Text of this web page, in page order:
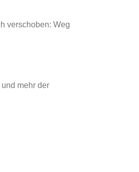
verschoben: Weg
mehr der